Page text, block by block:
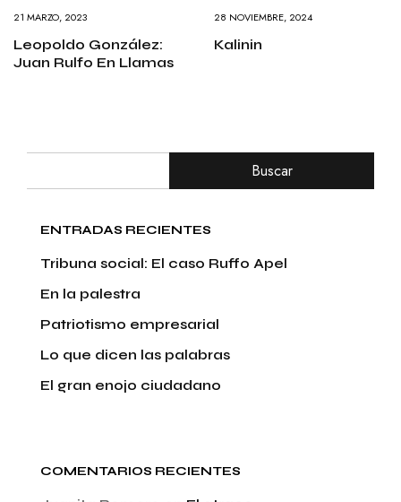
21 MARZO, 2023
Leopoldo González:
Juan Rulfo En Llamas
28 NOVIEMBRE, 2024
Kalinin
Buscar
ENTRADAS RECIENTES
Tribuna social: El caso Ruffo Apel
En la palestra
Patriotismo empresarial
Lo que dicen las palabras
El gran enojo ciudadano
COMENTARIOS RECIENTES